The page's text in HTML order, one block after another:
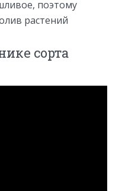
поэтому
растений
сорта